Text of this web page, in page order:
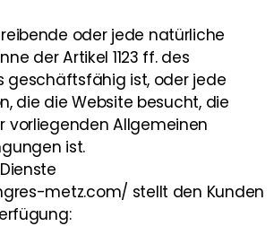
oder jede natürliche
der Artikel 1123 ff. des
geschäftsfähig ist, oder jede
die die Website besucht, die
vorliegenden Allgemeinen
ist.
metz.com/ stellt den Kunden